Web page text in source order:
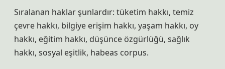
Sıralanan haklar şunlardır: tüketim hakkı, temiz
çevre hakkı, bilgiye erişim hakkı, yaşam hakkı, oy
hakkı, eğitim hakkı, düşünce özgürlüğü, sağlık
hakkı, sosyal eşitlik, habeas corpus.